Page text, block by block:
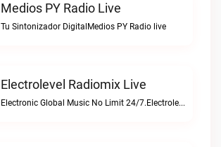
Medios PY Radio Live
Tu Sintonizador DigitalMedios PY Radio live
Electrolevel Radiomix Live
Electronic Global Music No Limit 24/7.Electrolevel Radiomix live